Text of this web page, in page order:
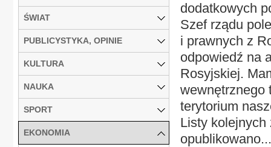
dodatkowych
Szef rządu
i prawnych z
odpowiedź na
Rosyjskiej.
wewnętrznego
terytorium
Listy
ŚWIAT
PUBLICYSTYKA, OPINIE
KULTURA
NAUKA
SPORT
EKONOMIA